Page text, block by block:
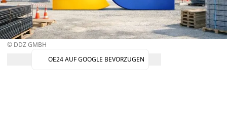
© DDZ GMBH
OE24 AUF GOOGLE BEVORZUGEN